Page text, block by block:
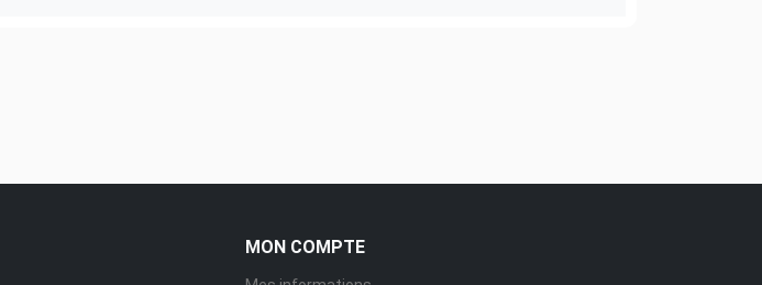
MON COMPTE